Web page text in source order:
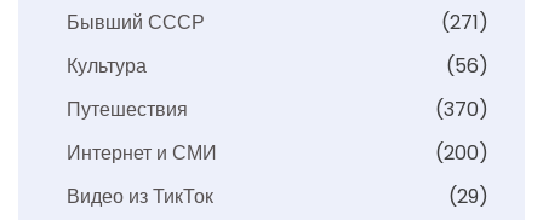
Бывший СССР
(271)
Культура
(56)
Путешествия
(370)
Интернет и СМИ
(200)
Видео из ТикТок
(29)